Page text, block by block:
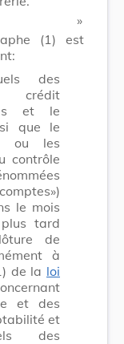
​ »
(1) est
des
crédit
et le
que le
ou les
contrôle
le mois
tard
de
à
de la loi
et des
et
des